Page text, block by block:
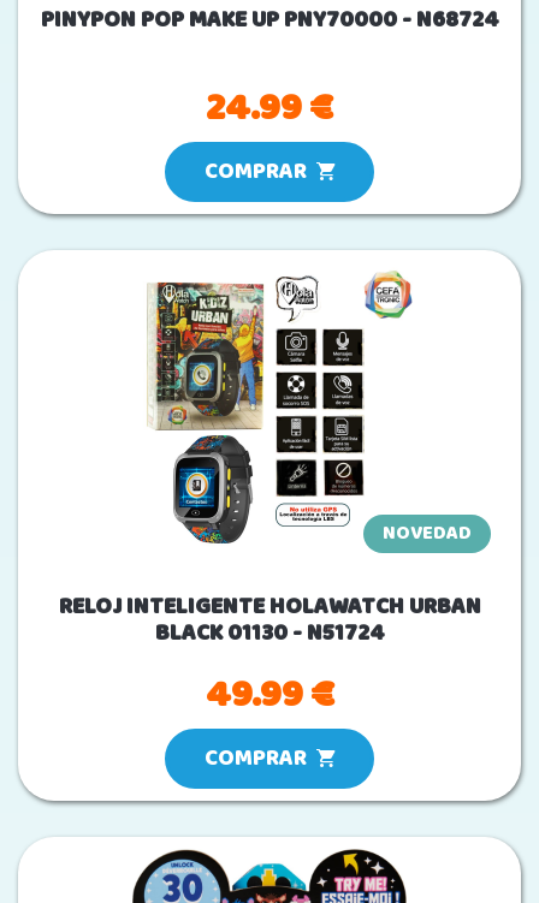
PINYPON POP MAKE UP PNY70000 - N68724
24.99 €
COMPRAR
NOVEDAD
RELOJ INTELIGENTE HOLAWATCH URBAN
BLACK 01130 - N51724
49.99 €
COMPRAR